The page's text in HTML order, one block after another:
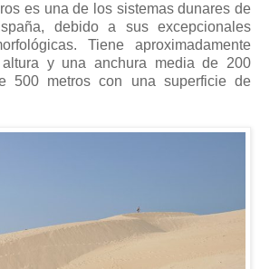
es una de los sistemas dunares de
debido a sus excepcionales
Tiene aproximadamente
y una anchura media de 200
500 metros con una superficie de